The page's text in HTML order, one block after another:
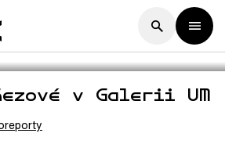
v Galerii UM